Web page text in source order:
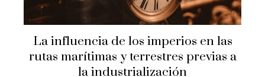
La influencia de los imperios en las
rutas marítimas y terrestres previas a
la industrialización